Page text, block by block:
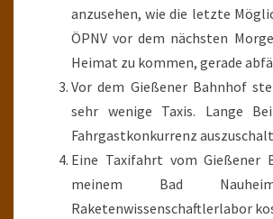
anzusehen, wie die letzte
ÖPNV vor dem nächsten
Heimat zu kommen, gerade
Vor dem Gießener Bahnhof
sehr wenige Taxis. Lange
Fahrgastkonkurrenz
Eine Taxifahrt vom Gießener
meinem Bad
Raketenwissenschaftlerlabor